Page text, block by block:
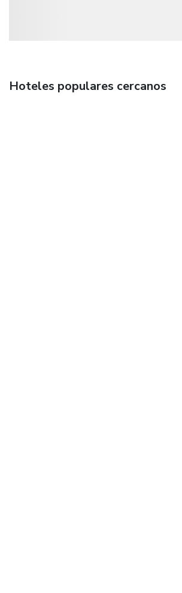
Hoteles populares cercanos